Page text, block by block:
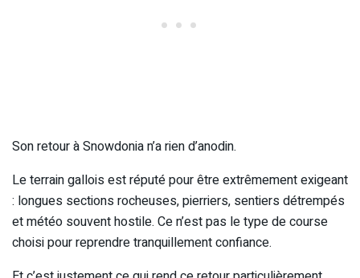
Son retour à Snowdonia n’a rien d’anodin.
Le terrain gallois est réputé pour être extrêmement exigeant
: longues sections rocheuses, pierriers, sentiers détrempés
et météo souvent hostile. Ce n’est pas le type de course
choisi pour reprendre tranquillement confiance.